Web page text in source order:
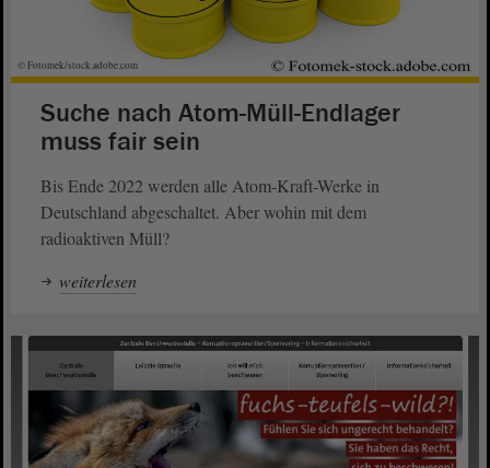
© Fotomek/stock.adobe.com
Suche nach Atom-Müll-Endlager
muss fair sein
Bis Ende 2022 werden alle Atom-Kraft-Werke in
Deutschland abgeschaltet. Aber wohin mit dem
radioaktiven Müll?
weiterlesen